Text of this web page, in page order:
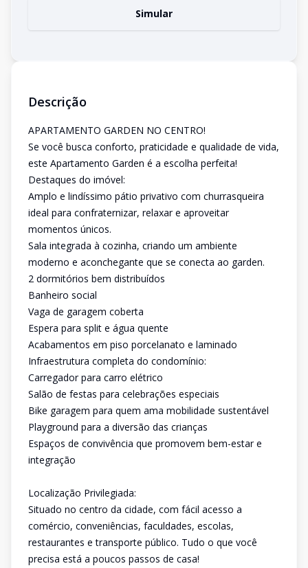
Simular
Descrição
APARTAMENTO GARDEN NO CENTRO!
Se você busca conforto, praticidade e qualidade de vida,
este Apartamento Garden é a escolha perfeita!
Destaques do imóvel:
Amplo e lindíssimo pátio privativo com churrasqueira
ideal para confraternizar, relaxar e aproveitar
momentos únicos.
Sala integrada à cozinha, criando um ambiente
moderno e aconchegante que se conecta ao garden.
2 dormitórios bem distribuídos
Banheiro social
Vaga de garagem coberta
Espera para split e água quente
Acabamentos em piso porcelanato e laminado
Infraestrutura completa do condomínio:
Carregador para carro elétrico
Salão de festas para celebrações especiais
Bike garagem para quem ama mobilidade sustentável
Playground para a diversão das crianças
Espaços de convivência que promovem bem-estar e
integração
Localização Privilegiada:
Situado no centro da cidade, com fácil acesso a
comércio, conveniências, faculdades, escolas,
restaurantes e transporte público. Tudo o que você
precisa está a poucos passos de casa!